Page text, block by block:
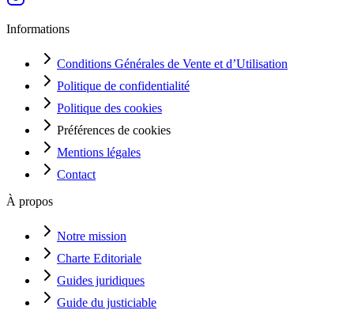
Informations
Conditions Générales de Vente et d’Utilisation
Politique de confidentialité
Politique des cookies
Préférences de cookies
Mentions légales
Contact
À propos
Notre mission
Charte Editoriale
Guides juridiques
Guide du justiciable